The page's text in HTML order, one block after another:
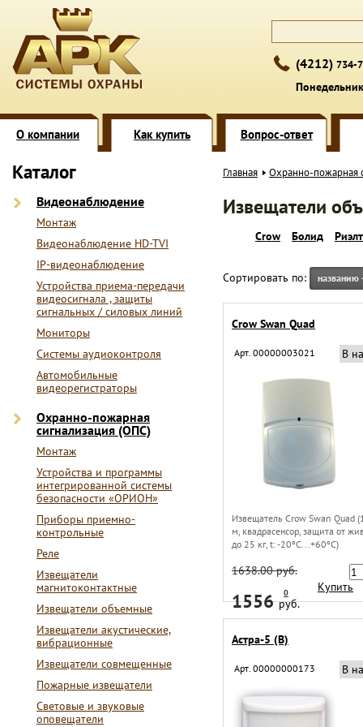
(4212) 734-
О компании Как купить Вопрос-ответ
Каталог
Видеонаблюдение
Монтаж
Видеонаблюдение HD-TVI
IP-видеонаблюдение
Устройства приема-передачи
видеосигнала , защиты
сигнальных / силовых линий
Мониторы
Системы аудиоконтроля
Автомобильные
видеорегистраторы
Охранно-пожарная
сигнализация (ОПС)
Монтаж
Устройства и программы
интегрированной системы
безопасности «ОРИОН»
Приборы приемно-
контрольные
Реле
Извещатели
магнитоконтактные
Извещатели объемные
Извещатели акустические,
вибрационные
Извещатели совмещенные
Пожарные извещатели
Световые и звуковые
оповещатели
Главная Охранно-пожарная
Извещатели
Crow Болид
Сортировать по: названию
Crow Swan Quad
Арт. 00000003021 В
Извещатель Crow Swan Quad
м, квадрасенсор, защита от
до 25 кг, t: -20ºС...+60ºС)
1638.00 руб.
1556 0
руб.
Купить
Астра-5 (В)
Арт. 00000000173 В